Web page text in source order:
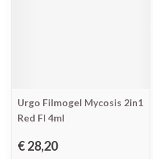
Urgo Filmogel Mycosis 2in1
Red Fl 4ml
€ 28,20